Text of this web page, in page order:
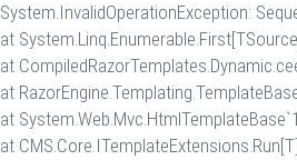
System.InvalidOperationException:
at
at
at
at
at